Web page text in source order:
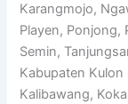
Karangmojo,
Playen, Ponjong,
Semin,
Kabupaten Kulon
Kalibawang,